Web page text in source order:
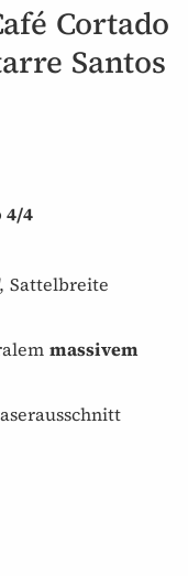
Cortado
Santos
4/4
Sattelbreite
massivem